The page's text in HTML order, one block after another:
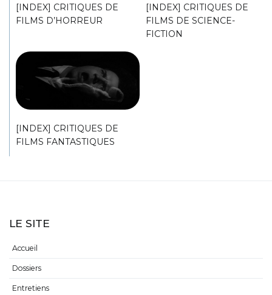
[INDEX] CRITIQUES DE
FILMS D’HORREUR
[INDEX] CRITIQUES DE
FILMS DE SCIENCE-
FICTION
[INDEX] CRITIQUES DE
FILMS FANTASTIQUES
LE SITE
Accueil
Dossiers
Entretiens